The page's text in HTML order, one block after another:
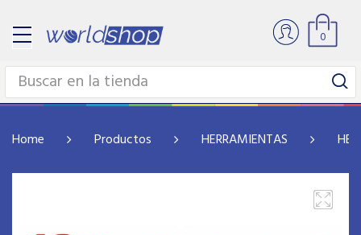
0
Home Productos HERRAMIENTAS